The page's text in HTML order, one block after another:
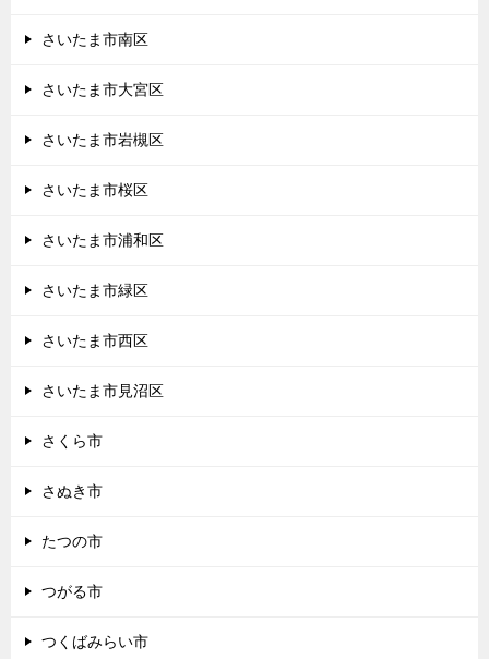
さいたま市南区
さいたま市大宮区
さいたま市岩槻区
さいたま市桜区
さいたま市浦和区
さいたま市緑区
さいたま市西区
さいたま市見沼区
さくら市
さぬき市
たつの市
つがる市
つくばみらい市